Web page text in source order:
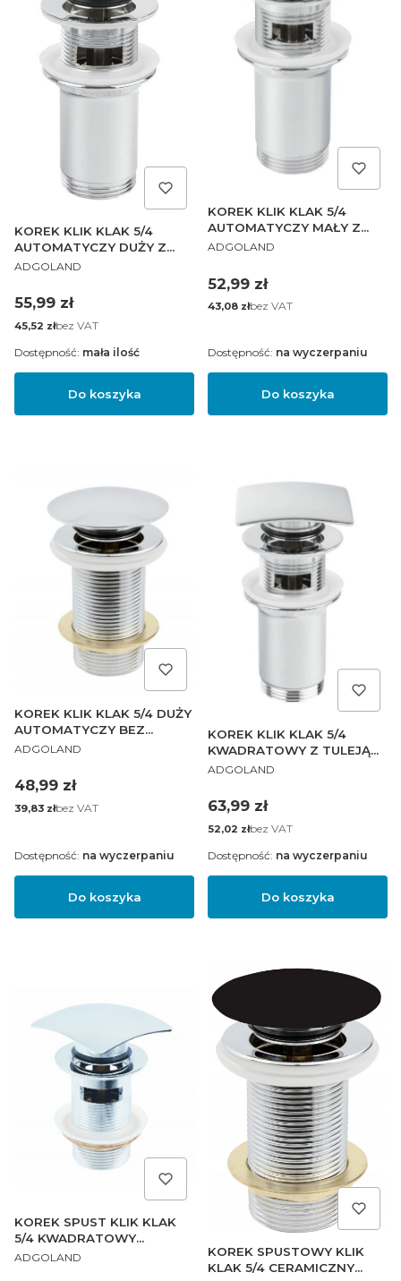
KOREK KLIK KLAK 5/4
AUTOMATYCZY DUŻY Z
TULEJĄ
PRODUCENT
ADGOLAND
Cena
55,99 zł
Cena
45,52 złbez VAT
Do koszyka
Dostępność: mała ilość
KOREK KLIK KLAK 5/4
AUTOMATYCZY MAŁY Z
TULEJĄ
PRODUCENT
ADGOLAND
Cena
52,99 zł
Cena
43,08 złbez VAT
Do koszyka
Dostępność: na wyczerpaniu
KOREK KLIK KLAK 5/4 DUŻY
AUTOMATYCZY BEZ
PRZELEWU
PRODUCENT
ADGOLAND
Cena
48,99 zł
Cena
39,83 złbez VAT
Do koszyka
Dostępność: na wyczerpaniu
KOREK KLIK KLAK 5/4
KWADRATOWY Z TULEJĄ
SPUSTOWY
PRODUCENT
ADGOLAND
Cena
63,99 zł
Cena
52,02 złbez VAT
Do koszyka
Dostępność: na wyczerpaniu
KOREK SPUST KLIK KLAK
5/4 KWADRATOWY
AUTOMATYCZNY
PRODUCENT
ADGOLAND
KOREK SPUSTOWY KLIK
KLAK 5/4 CERAMICZNY